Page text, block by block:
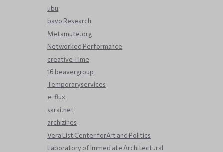
ubu
bavo Research
Metamute.org
Networked Performance
creative Time
16 beavergroup
Temporaryservices
e-flux
sarai.net
archizines
Vera List Center forArt and Politics
Laboratory of Immediate Architectural